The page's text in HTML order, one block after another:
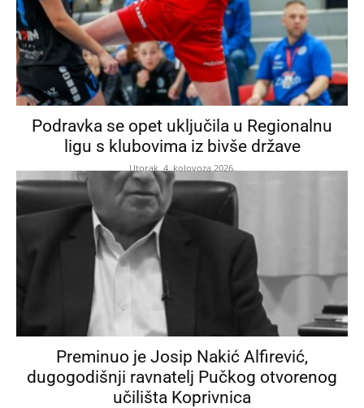
Podravka se opet uključila u Regionalnu
ligu s klubovima iz bivše države
Utorak, 4. kolovoza 2026.
Preminuo je Josip Nakić Alfirević,
dugogodišnji ravnatelj Pučkog otvorenog
učilišta Koprivnica